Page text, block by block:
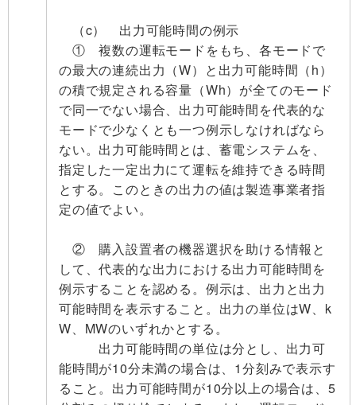
（c） 出力可能時間の例示
① 複数の運転モードをもち、各モードで
の最大の連続出力（W）と出力可能時間（h）
の積で規定される容量（Wh）が全てのモード
で同一でない場合、出力可能時間を代表的な
モードで少なくとも一つ例示しなければなら
ない。出力可能時間とは、蓄電システムを、
指定した一定出力にて運転を維持できる時間
とする。このときの出力の値は製造事業者指
定の値でよい。
② 購入設置者の機器選択を助ける情報と
して、代表的な出力における出力可能時間を
例示することを認める。例示は、出力と出力
可能時間を表示すること。出力の単位はW、k
W、MWのいずれかとする。
出力可能時間の単位は分とし、出力可
能時間が10分未満の場合は、1分刻みで表示す
ること。出力可能時間が10分以上の場合は、5